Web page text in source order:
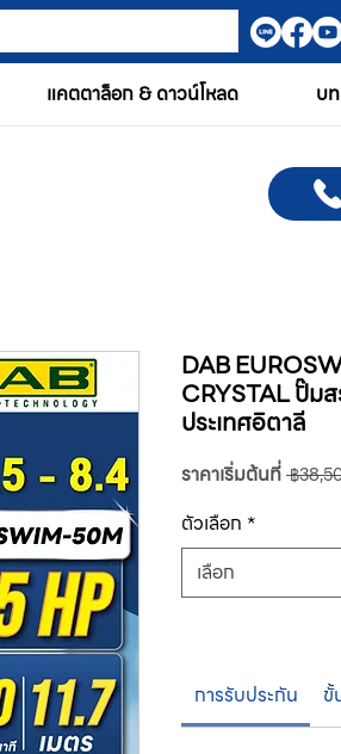
แคตตาล็อก & ดาวน์โหลด บ
DAB
CRYSTAL ปั๊ม
ประเทศอิตาลี
ราคาเริ่มต้นที่ ฿
ตัวเลือก *
เลือก
การรับประกัน ขั้